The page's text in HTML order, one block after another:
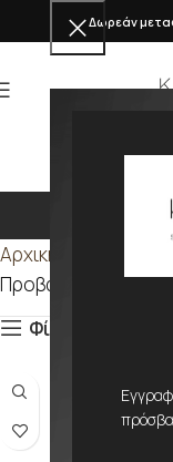
Δωρεάν
Αρχική σελίδα
Προβάλλονται όλα
Φίλτρα